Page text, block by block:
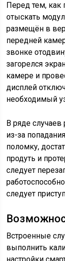
Перед тем, как
отыскать
размещён в
передней
звонке
загорелся
камере и
дисплей
необходимый
В ряде случаев
из-за
поломку,
продуть и
следует
следует
Встроенные
выполнить